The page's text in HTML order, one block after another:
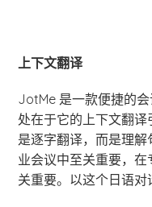
上下文翻译
JotMe 是一款便捷的
处在于它的上下文翻
是逐字翻译，而是理
业会议中至关重要，
关重要。以这个日语对